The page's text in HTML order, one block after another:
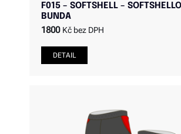
F015 – SOFTSHELL –
BUNDA
1800 Kč bez DPH